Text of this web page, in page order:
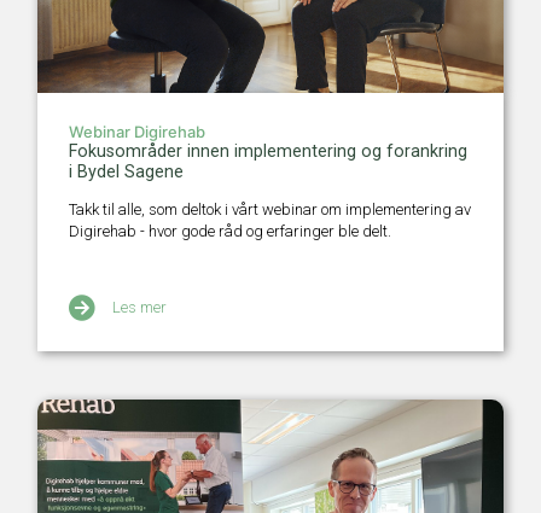
Webinar Digirehab
Fokusområder innen implementering og forankring
i Bydel Sagene
Takk til alle, som deltok i vårt webinar om implementering av
Digirehab - hvor gode råd og erfaringer ble delt.
Les mer